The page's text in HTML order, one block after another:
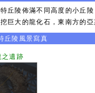
丘陵佈滿不同高度的小丘
巨大的龍化石，東南方的
丘陵風景寫真
之遺跡